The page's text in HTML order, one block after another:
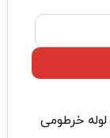
لوله خرطومی